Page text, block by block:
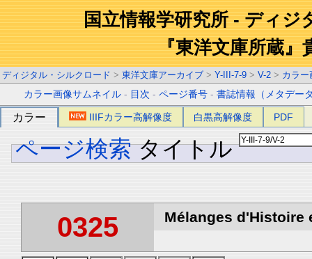
国立情報学研究所 - ディジ
『東洋文庫所蔵』
ディジタル・シルクロード > 東洋文庫アーカイブ > Y-III-7-9 > V-2 > カラー
カラー画像サムネイル - 目次 -ページ番号 -書誌情報（メタデー
カラー IIIFカラー高解像度 白黒高解像度 PDF
ページ検索 タイトル
0325 Mélanges d'Histoire